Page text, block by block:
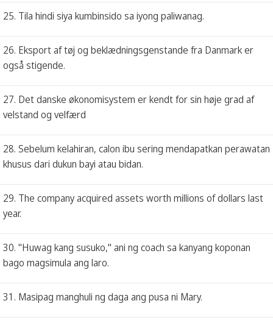
25. Tila hindi siya kumbinsido sa iyong paliwanag.
26. Eksport af tøj og beklædningsgenstande fra Danmark er
også stigende.
27. Det danske økonomisystem er kendt for sin høje grad af
velstand og velfærd
28. Sebelum kelahiran, calon ibu sering mendapatkan perawatan
khusus dari dukun bayi atau bidan.
29. The company acquired assets worth millions of dollars last
year.
30. "Huwag kang susuko," ani ng coach sa kanyang koponan
bago magsimula ang laro.
31. Masipag manghuli ng daga ang pusa ni Mary.